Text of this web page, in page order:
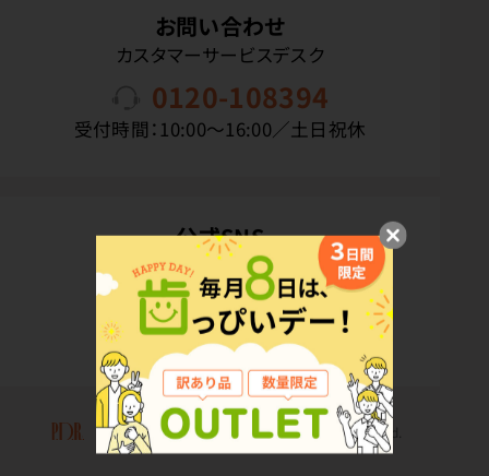
お問い合わせ
カスタマーサービスデスク
0120-108394
受付時間：10:00〜16:00／土日祝休
公式SNS
Copyright(C) P.D.R. Co.,Ltd. All Rights Reserved.